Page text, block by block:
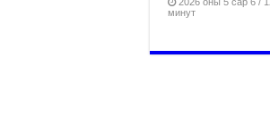
минут